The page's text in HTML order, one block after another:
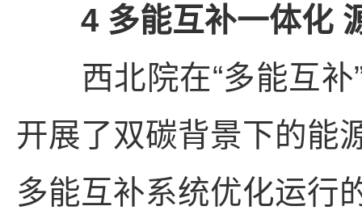
4 多能互补一体化
西北院在“多能互补”
开展了双碳背景下的能
多能互补系统优化运行